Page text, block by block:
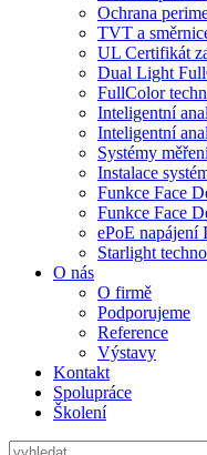
Ochrana
TVT a
UL Certifikát
Dual Light
FullColor
Inteligentní
Inteligentní
Systémy
Instalace
Funkce Face
Funkce Face
ePoE napájení
Starlight
O nás
O firmě
Podporujeme
Reference
Výstavy
Kontakt
Spolupráce
Školení